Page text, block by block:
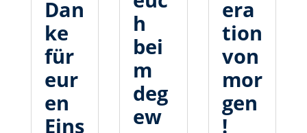
Dan
ke
für
eur
en
Eins
h
bei
m
deg
ew
era
tion
von
mor
gen
!